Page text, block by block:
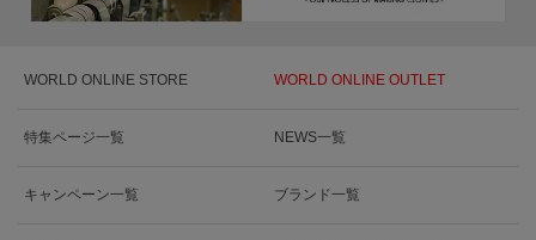
WORLD ONLINE STORE WORLD ONLINE OUTLET
特集ページ一覧 NEWS一覧
キャンペーン一覧 ブランド一覧